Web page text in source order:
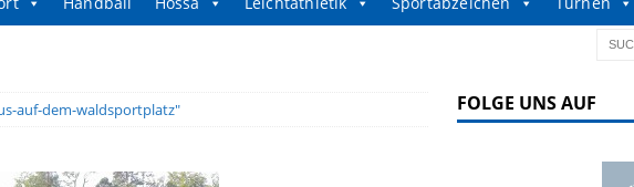
auf-dem-waldsportplatz" FOLGE UNS AUF